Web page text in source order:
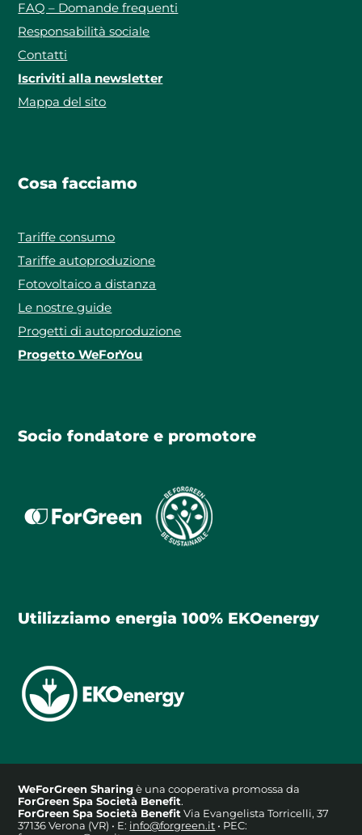
FAQ – Domande frequenti
Responsabilità sociale
Contatti
Iscriviti alla newsletter
Mappa del sito
Cosa facciamo
Tariffe consumo
Tariffe autoproduzione
Fotovoltaico a distanza
Le nostre guide
Progetti di autoproduzione
Progetto WeForYou
Socio fondatore e promotore
Utilizziamo energia 100% EKOenergy
WeForGreen Sharingè una cooperativa promossa da
ForGreen Spa Società Benefit.
ForGreen Spa Società BenefitVia Evangelista Torricelli, 37
37136 Verona (VR) • E: info@forgreen.it • PEC: